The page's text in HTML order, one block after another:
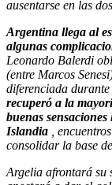
ausentarse en las
Argentina llega al
algunas
Leonardo Balerdi
(entre Marcos
diferenciada
recuperó a la
buenas
Islandia ,
consolidar la base
Argelia afrontará su